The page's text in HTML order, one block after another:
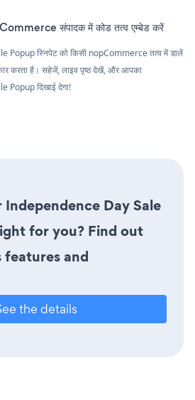
संपादक में कोड तत्व एम्बेड करें
Popup स्निपेट को किसी nopCommerce तत्व में डालें
करता है। सहेजें, लाइव पृष्ठ देखें, और आपका
Popup दिखाई देगा!
Day Sale
for you? Find out
and
the details